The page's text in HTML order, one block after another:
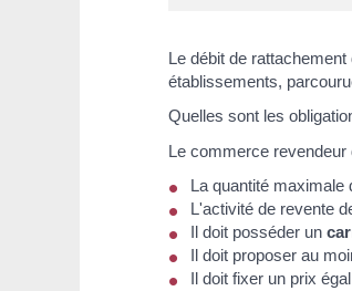
Le débit de
établissements,
Quelles sont les
Le commerce
La quantité maximale
L'activité de revente
Il doit posséder un
Il doit proposer au
Il doit fixer un prix